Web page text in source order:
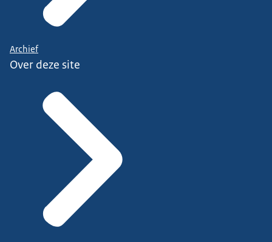
Archief
Over deze site